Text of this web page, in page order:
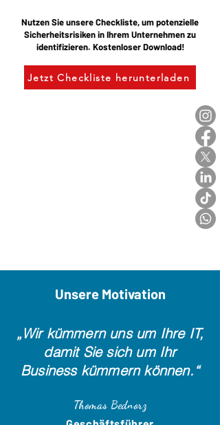
Nutzen Sie unsere Checkliste, um potenzielle
Sicherheitsrisiken in Ihrem Unternehmen zu
identifizieren. Kostenloser Download!
Jetzt Checkliste herunterladen
Unsere Motivation
„Wir kümmern uns um Ihre IT,
damit Sie sich um Ihr
Business kümmern können.“
Thomas Bednorz